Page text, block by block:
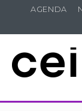
AGENDA